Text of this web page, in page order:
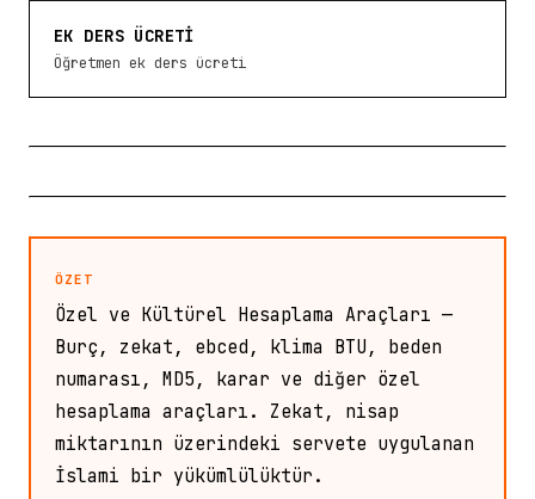
EK DERS ÜCRETI
Öğretmen ek ders ücreti
ÖZET
Özel ve Kültürel Hesaplama Araçları —
Burç, zekat, ebced, klima BTU, beden
numarası, MD5, karar ve diğer özel
hesaplama araçları. Zekat, nisap
miktarının üzerindeki servete uygulanan
İslami bir yükümlülüktür.